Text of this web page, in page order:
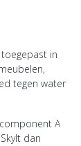
in
tegen water
A
dan